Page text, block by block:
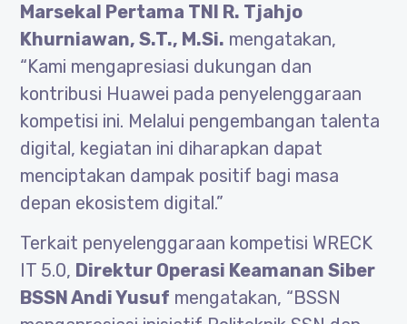
Marsekal Pertama TNI R. Tjahjo
Khurniawan, S.T., M.Si. mengatakan,
“Kami mengapresiasi dukungan dan
kontribusi Huawei pada penyelenggaraan
kompetisi ini. Melalui pengembangan talenta
digital, kegiatan ini diharapkan dapat
menciptakan dampak positif bagi masa
depan ekosistem digital.”
Terkait penyelenggaraan kompetisi WRECK
IT 5.0, Direktur Operasi Keamanan Siber
BSSN Andi Yusuf mengatakan, “BSSN